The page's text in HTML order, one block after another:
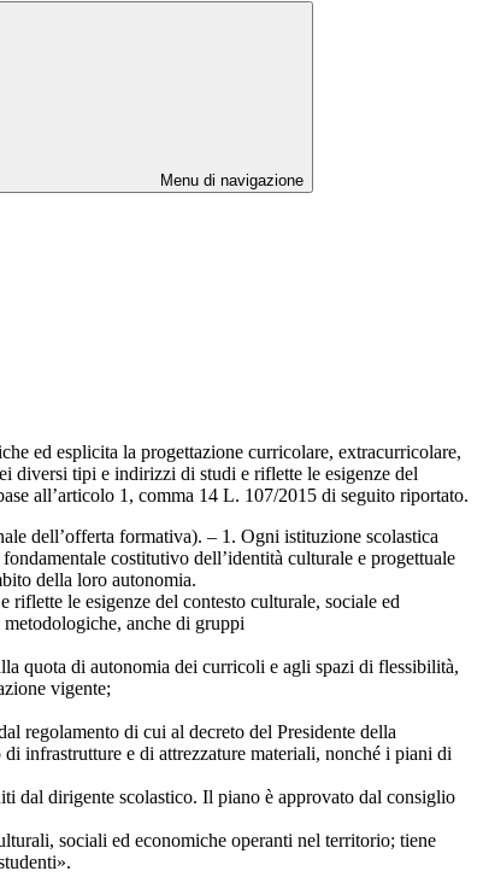
Menu di navigazione
ed esplicita la progettazione curricolare, extracurricolare,
diversi tipi e indirizzi di studi e riflette le esigenze del
all’articolo 1, comma 14 L. 107/2015 di seguito riportato.
dell’offerta formativa). – 1. Ogni istituzione scolastica
costitutivo dell’identità culturale e progettuale
della loro autonomia.
le esigenze del contesto culturale, sociale ed
anche di gruppi
quota di autonomia dei curricoli e agli spazi di flessibilità,
vigente;
regolamento di cui al decreto del Presidente della
infrastrutture e di attrezzature materiali, nonché i piani di
dal dirigente scolastico. Il piano è approvato dal consiglio
sociali ed economiche operanti nel territorio; tiene